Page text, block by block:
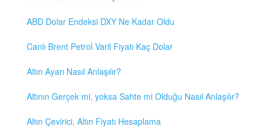
ABD Dolar Endeksi DXY Ne Kadar Oldu
Canlı Brent Petrol Varil Fiyatı Kaç Dolar
Altın Ayarı Nasıl Anlaşılır?
Altının Gerçek mi, yoksa Sahte mi Olduğu Nasıl Anlaşılır?
Altın Çevirici, Altın Fiyatı Hesaplama